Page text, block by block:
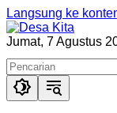
Langsung ke
Jumat, 7 Agustus